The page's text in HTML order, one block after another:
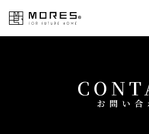
MORES
お問い合